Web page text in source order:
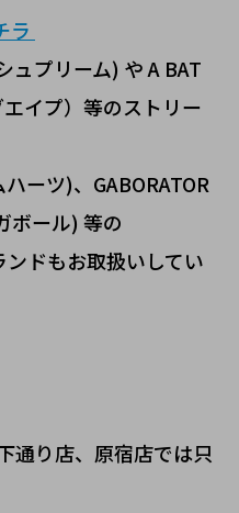
ラ
ュプリーム) や A BAT
イプ）等のストリー
ーツ)、GABORATOR
ボール) 等の
ドもお取扱いしてい
通り店、原宿店では只